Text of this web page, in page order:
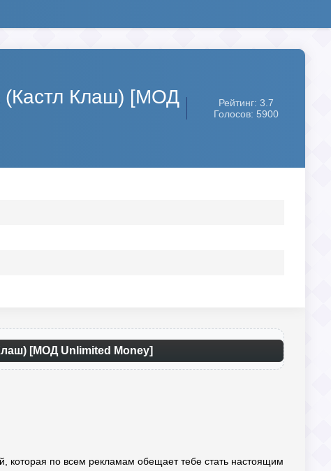
(Кастл Клаш) [МОД
Рейтинг: 3.7
Голосов: 5900
[МОД Unlimited Money]
которая по всем рекламам обещает тебе стать настоящим